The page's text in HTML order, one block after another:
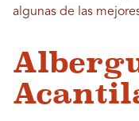
algunas de las